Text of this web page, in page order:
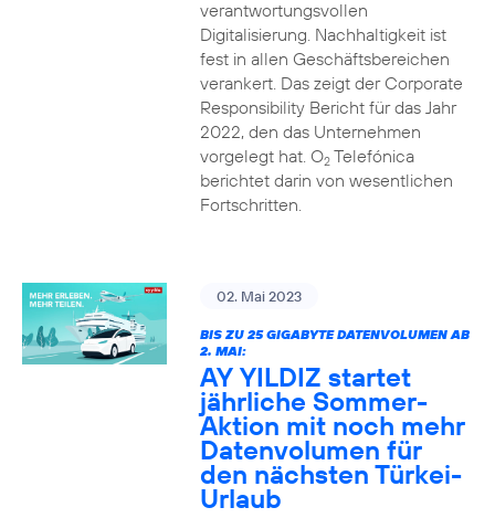
verantwortungsvollen
Digitalisierung. Nachhaltigkeit ist
fest in allen Geschäftsbereichen
verankert. Das zeigt der Corporate
Responsibility Bericht für das Jahr
2022, den das Unternehmen
vorgelegt hat. O2Telefónica
berichtet darin von wesentlichen
Fortschritten.
02. Mai 2023
BIS ZU 25 GIGABYTE DATENVOLUMEN AB
2. MAI:
AY YILDIZ startet
jährliche Sommer-
Aktion mit noch mehr
Datenvolumen für
den nächsten Türkei-
Urlaub